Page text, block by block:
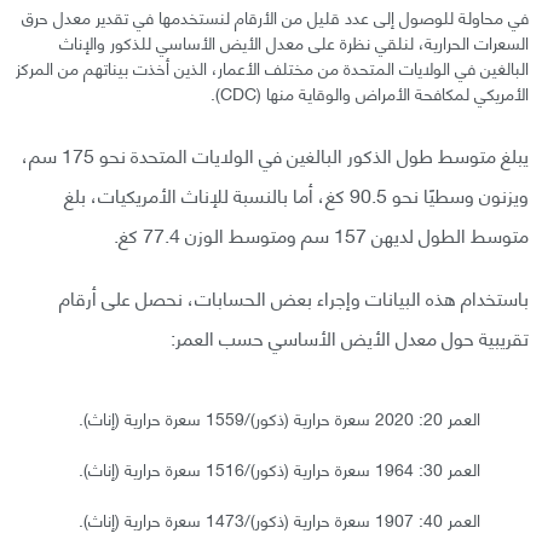
في محاولة للوصول إلى عدد قليل من الأرقام لنستخدمها في تقدير معدل حرق
السعرات الحرارية، لنلقي نظرة على معدل الأيض الأساسي للذكور والإناث
البالغين في الولايات المتحدة من مختلف الأعمار، الذين أخذت بيناتهم من المركز
الأمريكي لمكافحة الأمراض والوقاية منها (CDC).
يبلغ متوسط طول الذكور البالغين في الولايات المتحدة نحو 175 سم،
ويزنون وسطيًا نحو 90.5 كغ، أما بالنسبة للإناث الأمريكيات، بلغ
متوسط الطول لديهن 157 سم ومتوسط الوزن 77.4 كغ.
باستخدام هذه البيانات وإجراء بعض الحسابات، نحصل على أرقام
تقريبية حول معدل الأيض الأساسي حسب العمر:
العمر 20: 2020 سعرة حرارية (ذكور)/1559 سعرة حرارية (إناث).
العمر 30: 1964 سعرة حرارية (ذكور)/1516 سعرة حرارية (إناث).
العمر 40: 1907 سعرة حرارية (ذكور)/1473 سعرة حرارية (إناث).